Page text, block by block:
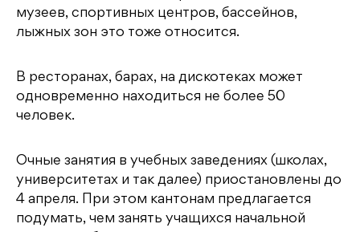
музеев, спортивных центров, бассейнов,
лыжных зон это тоже относится.
В ресторанах, барах, на дискотеках может
одновременно находиться не более 50
человек.
Очные занятия в учебных заведениях (школах,
университетах и так далее) приостановлены до
4 апреля. При этом кантонам предлагается
подумать, чем занять учащихся начальной